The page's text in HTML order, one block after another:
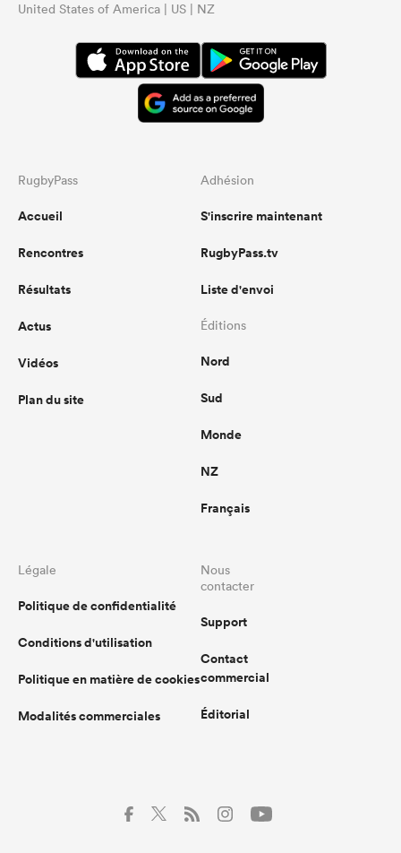
United States of America | US | NZ
RugbyPass
Accueil
Rencontres
Résultats
Actus
Vidéos
Plan du site
Adhésion
S'inscrire maintenant
RugbyPass.tv
Liste d'envoi
Éditions
Nord
Sud
Monde
NZ
Français
Légale
Politique de confidentialité
Conditions d'utilisation
Politique en matière de cookies
Modalités commerciales
Nous
contacter
Support
Contact
commercial
Éditorial